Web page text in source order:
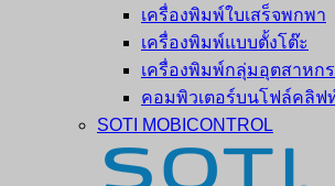
เครื่องพิมพ์ใบเสร็จพกพา
เครื่องพิมพ์แบบตั้งโต๊ะ
เครื่องพิมพ์กลุ่มอุตสาหก
คอมพิวเตอร์บนโฟล์คลิฟ
SOTI MOBICONTROL